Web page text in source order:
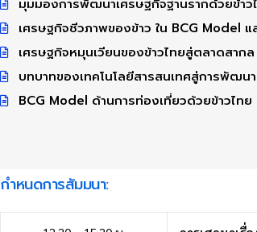
มุมมองการพัฒนาเศรษฐกิจฐานรากด้วยข้า
เศรษฐกิจชีวภาพของข้าว ใน BCG
เศรษฐกิจหมุนเวียนของข้าวไทยสู่ตลาดสาก
บทบาทของเทคโนโลยีสารสนเทศสู่การพัฒ
BCG Model ด้านการท่องเที่ยวด้วยข้าวไท
กำหนดการสัมมนา: